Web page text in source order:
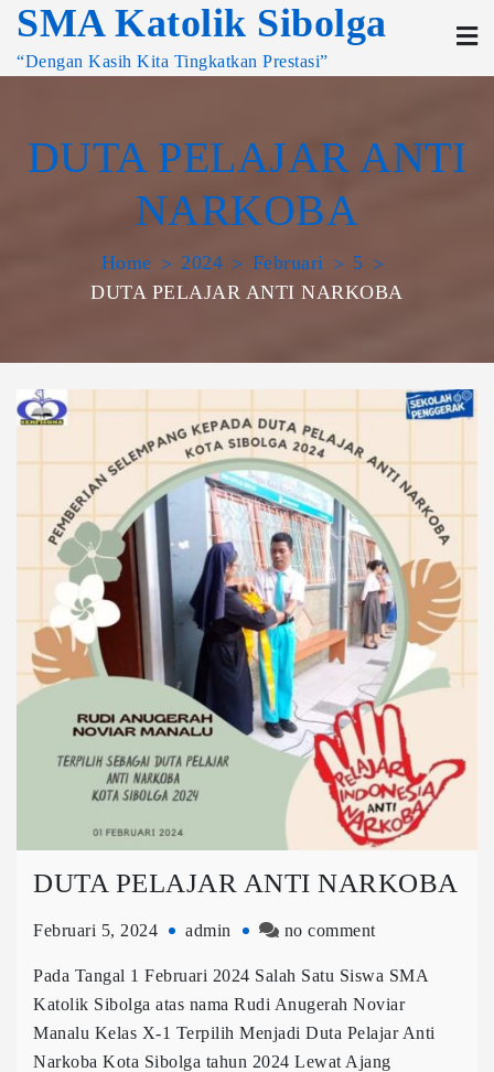
SMA Katolik Sibolga
“Dengan Kasih Kita Tingkatkan Prestasi”
DUTA PELAJAR ANTI
NARKOBA
Home 2024 Februari
5
DUTA PELAJAR ANTI NARKOBA
DUTA PELAJAR ANTI NARKOBA
Februari 5, 2024 admin no comment
Pada Tangal 1 Februari 2024 Salah Satu Siswa SMA
Katolik Sibolga atas nama Rudi Anugerah Noviar
Manalu Kelas X-1 Terpilih Menjadi Duta Pelajar Anti
Narkoba Kota Sibolga tahun 2024 Lewat Ajang